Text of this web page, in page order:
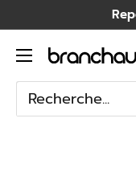
au
contenuBranchaud